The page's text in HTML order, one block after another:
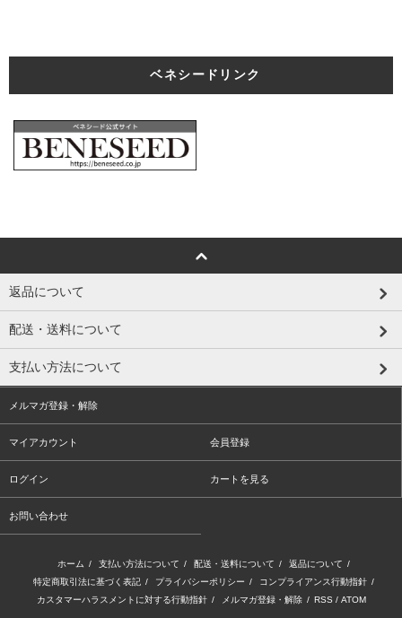
ベネシードリンク
返品について
配送・送料について
支払い方法について
メルマガ登録・解除
マイアカウント 会員登録
ログイン カートを見る
お問い合わせ
ホーム / 支払い方法について / 配送・送料について / 返品について /
特定商取引法に基づく表記 / プライバシーポリシー / コンプライアンス行動指針 /
カスタマーハラスメントに対する行動指針 / メルマガ登録・解除 / RSS / ATOM